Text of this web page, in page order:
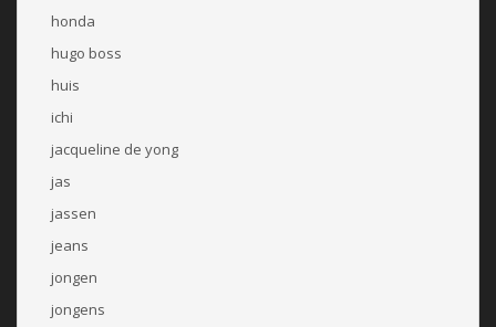
honda
hugo boss
huis
ichi
jacqueline de yong
jas
jassen
jeans
jongen
jongens